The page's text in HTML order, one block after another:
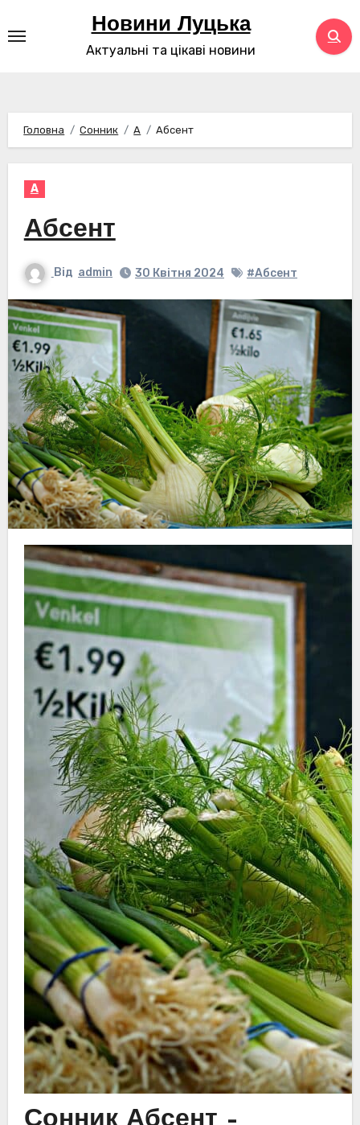
до
Новини Луцька
Актуальні та цікаві новини
Головна Сонник А Абсент
А
Абсент
Від admin 30 Квітня 2024 #Абсент